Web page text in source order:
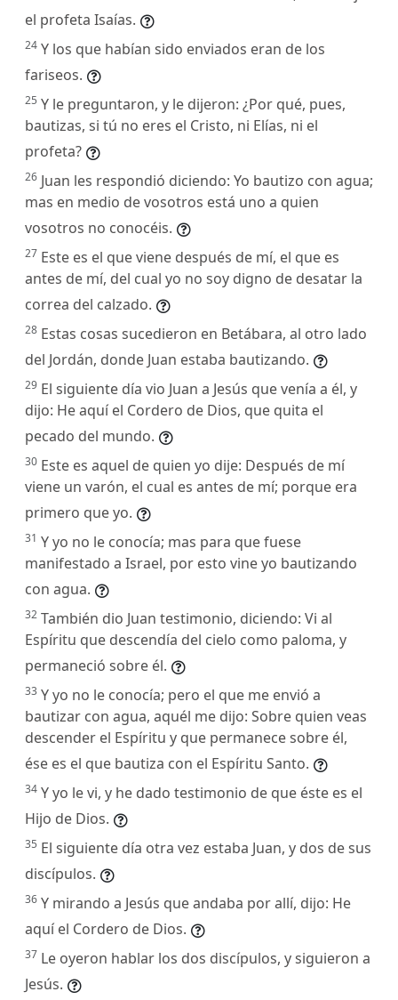
el profeta Isaías.
24 Y los que habían sido enviados eran de los
fariseos.
25 Y le preguntaron, y le dijeron: ¿Por qué, pues,
bautizas, si tú no eres el Cristo, ni Elías, ni el
profeta?
26 Juan les respondió diciendo: Yo bautizo con agua;
mas en medio de vosotros está uno a quien
vosotros no conocéis.
27 Este es el que viene después de mí, el que es
antes de mí, del cual yo no soy digno de desatar la
correa del calzado.
28 Estas cosas sucedieron en Betábara, al otro lado
del Jordán, donde Juan estaba bautizando.
29 El siguiente día vio Juan a Jesús que venía a él, y
dijo: He aquí el Cordero de Dios, que quita el
pecado del mundo.
30 Este es aquel de quien yo dije: Después de mí
viene un varón, el cual es antes de mí; porque era
primero que yo.
31 Y yo no le conocía; mas para que fuese
manifestado a Israel, por esto vine yo bautizando
con agua.
32 También dio Juan testimonio, diciendo: Vi al
Espíritu que descendía del cielo como paloma, y
permaneció sobre él.
33 Y yo no le conocía; pero el que me envió a
bautizar con agua, aquél me dijo: Sobre quien veas
descender el Espíritu y que permanece sobre él,
ése es el que bautiza con el Espíritu Santo.
34 Y yo le vi, y he dado testimonio de que éste es el
Hijo de Dios.
35 El siguiente día otra vez estaba Juan, y dos de sus
discípulos.
36 Y mirando a Jesús que andaba por allí, dijo: He
aquí el Cordero de Dios.
37 Le oyeron hablar los dos discípulos, y siguieron a
Jesús.